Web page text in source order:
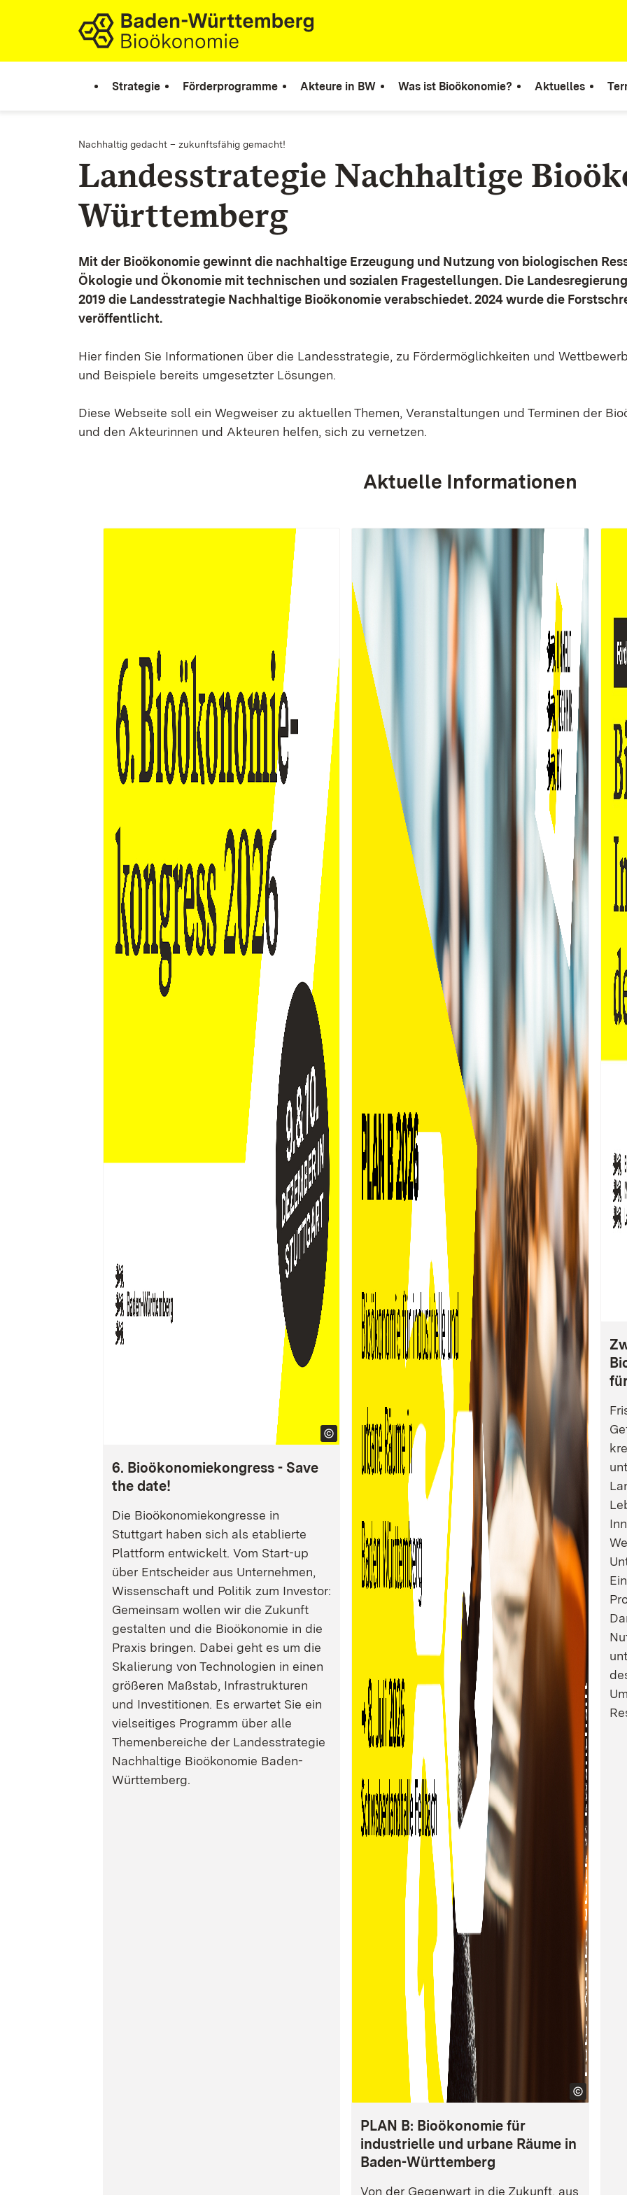
Zum Inhalt springen
Link zur Startseite
Strategie Förderprogramme Akteure in BW Was ist Bioökonomie? Aktuelles
Nachhaltig gedacht – zukunftsfähig gemacht!
Landesstrategie Nachhaltige
Württemberg
Mit der Bioökonomie gewinnt die nachhaltige Erzeugung und Nutzung von biologischen
Ökologie und Ökonomie mit technischen und sozialen Fragestellungen. Die
2019 die Landesstrategie Nachhaltige Bioökonomie verabschiedet. 2024 wurde die
veröffentlicht.
Hier finden Sie Informationen über die Landesstrategie, zu Fördermöglichkeiten und
und Beispiele bereits umgesetzter Lösungen.
Diese Webseite soll ein Wegweiser zu aktuellen Themen, Veranstaltungen und Terminen der
und den Akteurinnen und Akteuren helfen, sich zu vernetzen.
Aktuelle Informationen
6. Bioökonomiekongress - Save
the date!
Die Bioökonomiekongresse in
Stuttgart haben sich als etablierte
Plattform entwickelt. Vom Start-up
über Entscheider aus Unternehmen,
Wissenschaft und Politik zum Investor:
Gemeinsam wollen wir die Zukunft
gestalten und die Bioökonomie in die
Praxis bringen. Dabei geht es um die
Skalierung von Technologien in einen
größeren Maßstab, Infrastrukturen
und Investitionen. Es erwartet Sie ein
vielseitiges Programm über alle
Themenbereiche der Landesstrategie
Nachhaltige Bioökonomie Baden-
Württemberg.
PLAN B: Bioökonomie für
industrielle und urbane Räume in
Baden-Württemberg
Von der Gegenwart in die Zukunft, aus